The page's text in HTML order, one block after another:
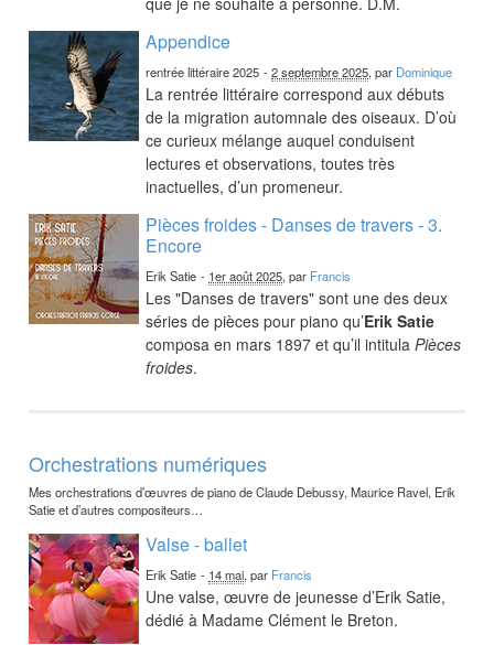
Appendice
rentrée littéraire 2025 -2 septembre 2025, par Dominique
La rentrée littéraire correspond aux débuts
de la migration automnale des oiseaux. D’où
ce curieux mélange auquel conduisent
lectures et observations, toutes très
inactuelles, d’un promeneur.
Pièces froides - Danses de travers - 3.
Encore
Erik Satie - 1er août 2025, par Francis
Les "Danses de travers" sont une des deux
séries de pièces pour piano qu’Erik Satie
composa en mars 1897 et qu’il intitulaPièces
froides.
Orchestrations numériques
Mes orchestrations d’œuvres de piano de Claude Debussy, Maurice Ravel, Erik
Satie et d’autres compositeurs…
Valse - ballet
Erik Satie - 14 mai, par Francis
Une valse, œuvre de jeunesse d’Erik Satie,
dédié à Madame Clément le Breton.